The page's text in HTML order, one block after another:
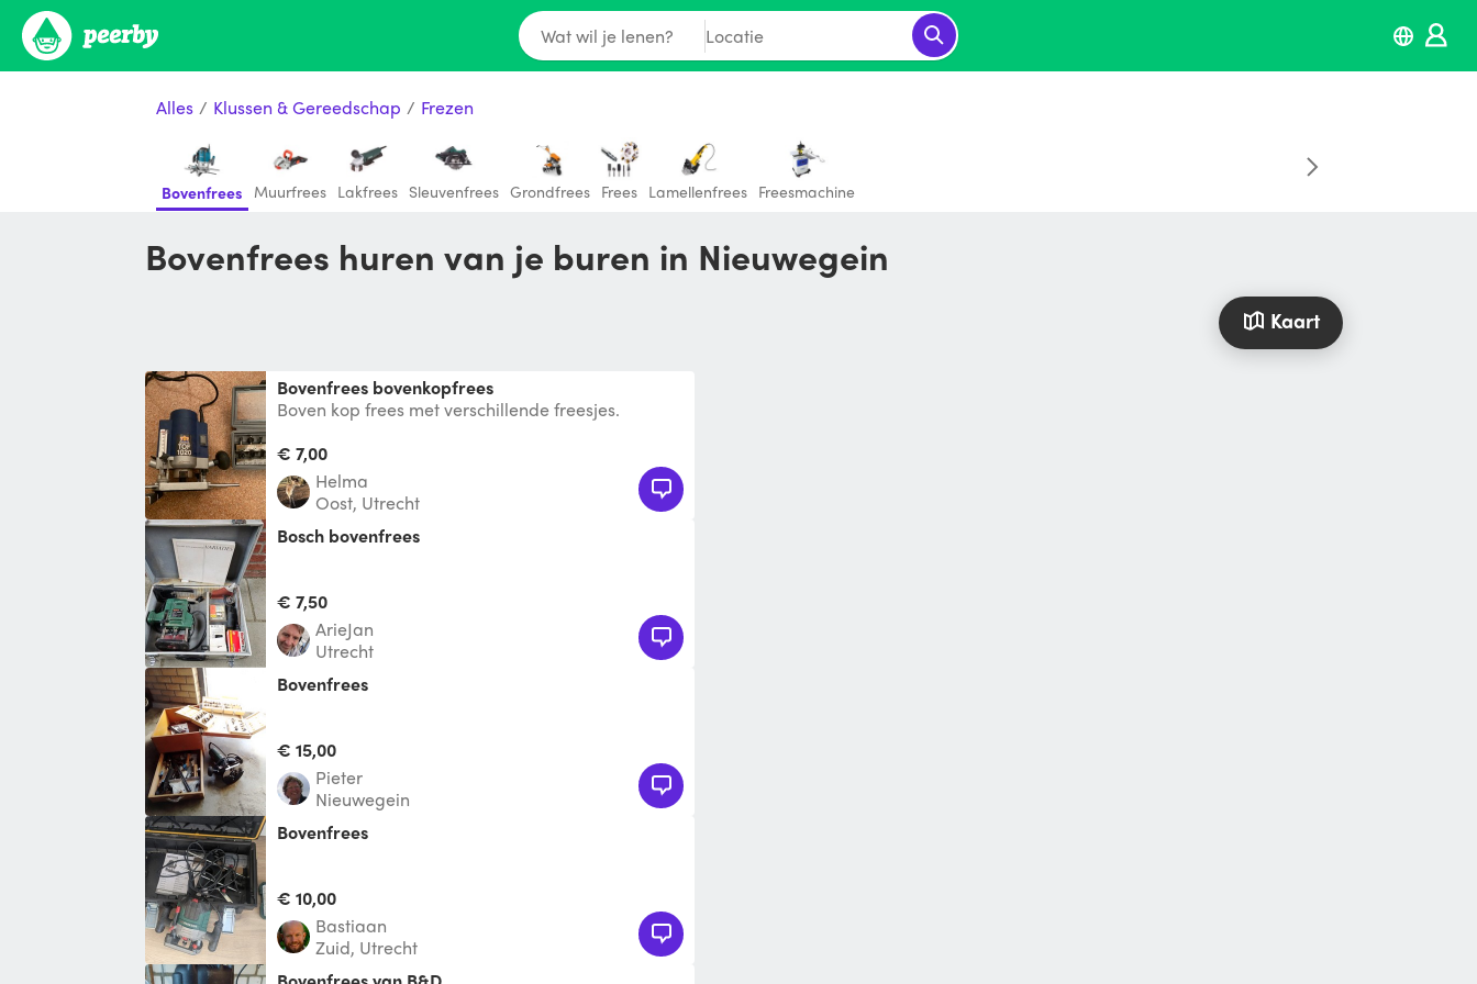
Wat wil je lenen? Locatie
Alles / Klussen & Gereedschap / Frezen
Bovenfrees Muurfrees Lakfrees Sleuvenfrees Grondfrees Frees Lamellenfrees Freesmachine
Bovenfrees huren van je buren in Nieuwegein
Kaart
Bovenfrees bovenkopfrees
Boven kop frees met verschillende freesjes.
€ 7,00
Helma
Oost, Utrecht
Bosch bovenfrees
€ 7,50
ArieJan
Utrecht
bovenfrees
€ 15,00
Pieter
Nieuwegein
Bovenfrees
€ 10,00
Bastiaan
Zuid, Utrecht